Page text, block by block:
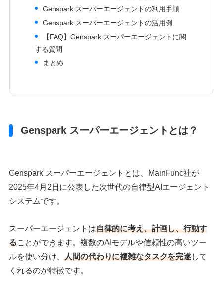
Genspark スーパーエージェントの利用手順
Genspark スーパーエージェントの活用例
【FAQ】Genspark スーパーエージェントに関
する質問
まとめ
Genspark スーパーエージェントとは？
Genspark スーパーエージェントとは、MainFunc社が
2025年4月2日に公表した次世代の自律型AIエージェント
システムです。
スーパーエージェントは自律的に考え、計画し、行動す
ることができます。複数のAIモデルや信頼性の高いツー
ルを使い分け、人間の代わりに複雑なタスクを完遂して
くれるのが特徴です。